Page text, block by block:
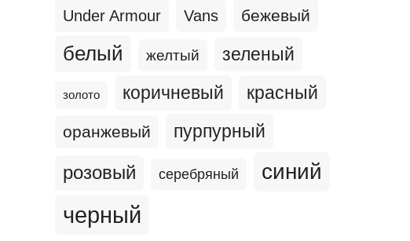
Under Armour Vans бежевый
белый желтый зеленый
золото коричневый красный
оранжевый пурпурный
розовый серебряный синий
черный